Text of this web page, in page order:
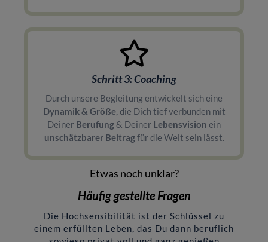
Schritt 3: Coaching
Durch unsere Begleitung entwickelt sich eine
Dynamik & Größe, die Dich tief verbunden mit
Deiner Berufung & Deiner Lebensvision ein
unschätzbarer Beitragfür die Welt sein lässt.
Etwas noch unklar?
Häufig gestellte Fragen
Die Hochsensibilität ist der Schlüssel zu
einem erfüllten Leben, das Du dann beruflich